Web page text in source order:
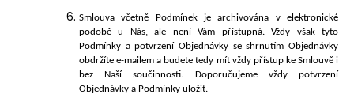
Smlouva včetně Podmínek je archivována v elektronické
podobě u Nás, ale není Vám přístupná. Vždy však tyto
Podmínky a potvrzení Objednávky se shrnutím Objednávky
obdržíte e-mailem a budete tedy mít vždy přístup ke Smlouvě i
bez Naší součinnosti. Doporučujeme vždy potvrzení
Objednávky a Podmínky uložit.